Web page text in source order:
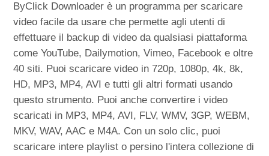
ByClick Downloader è un programma per scaricare
video facile da usare che permette agli utenti di
effettuare il backup di video da qualsiasi piattaforma
come YouTube, Dailymotion, Vimeo, Facebook e oltre
40 siti. Puoi scaricare video in 720p, 1080p, 4k, 8k,
HD, MP3, MP4, AVI e tutti gli altri formati usando
questo strumento. Puoi anche convertire i video
scaricati in MP3, MP4, AVI, FLV, WMV, 3GP, WEBM,
MKV, WAV, AAC e M4A. Con un solo clic, puoi
scaricare intere playlist o persino l'intera collezione di